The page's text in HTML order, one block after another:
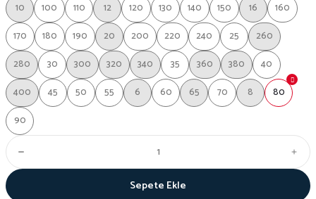
10
100 110 12 120 130 140 150 16
160
170
180 190 20 200 220 240 25
260
280
30 300 320 340 35 360 380
40
400
45 50 55 6 60 65 70 8
80
90
Sepete Ekle